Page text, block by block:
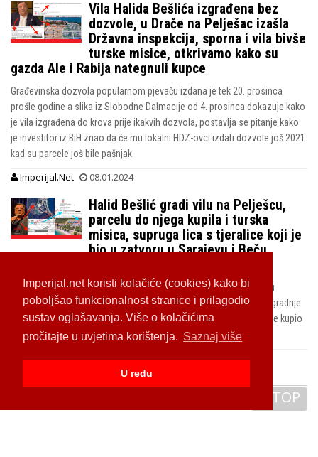
Imperijal.net koristi kolačiće (cookies) kako bi
poboljšao funkcionalnost stranice i prilagodio
sustav oglašavanja. Više o kolačićima
pročitajte u uvjetima korištenja. Saznaj više
U redu
Vila Halida Bešlića izgrađena bez
dozvole, u Drače na Pelješac izašla
Državna inspekcija, sporna i vila bivše
turske misice, otkrivamo kako su
gazda Ale i Rabija nategnuli kupce
Građevinska dozvola popularnom pjevaču izdana je tek 20. prosinca
prošle godine a slika iz Slobodne Dalmacije od 4. prosinca dokazuje kako
je vila izgrađena do krova prije ikakvih dozvola, postavlja se pitanje kako
je investitor iz BiH znao da će mu lokalni HDZ-ovci izdati dozvole još 2021.
kad su parcele još bile pašnjak
Imperijal.Net 08.01.2024
Halid Bešlić gradi vilu na Pelješcu,
parcelu do njega kupila i turska
misica, supruga lica s tjeralice koji je
bio u zatvoru u Sarajevu i Beču,
Prvi otkrivamo kada je popularni pjevač i od koga kupio zemljište u
Dračama u kojoj se mjesec dana odmarao prošle godine nakon ugradnje
stenta, kome je povjerio gradnju jadranske nekretnine te od koga je kupio
parcelu
Imperijal.Net 24.11.2023
TOP